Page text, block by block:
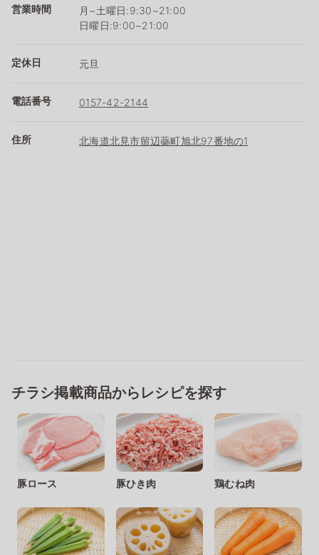
営業時間
月~土曜日:9:30~21:00
日曜日:9:00~21:00
定休日 元旦
電話番号 0157-42-2144
住所 北海道北見市留辺蘂町旭北97番地の1
チラシ掲載商品からレシピを探す
豚ロース 豚ひき肉 鶏むね肉